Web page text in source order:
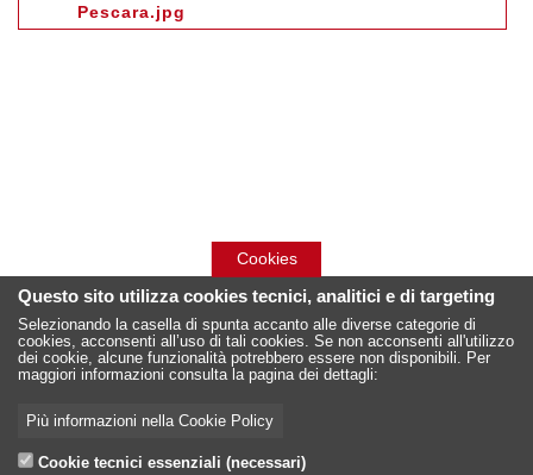
Pescara.jpg
Cookies
Questo sito utilizza cookies tecnici, analitici e di targeting
Selezionando la casella di spunta accanto alle diverse categorie di
cookies, acconsenti all’uso di tali cookies. Se non acconsenti all'utilizzo
dei cookie, alcune funzionalità potrebbero essere non disponibili. Per
maggiori informazioni consulta la pagina dei dettagli:
Più informazioni nella Cookie Policy
Cookie tecnici essenziali (necessari)